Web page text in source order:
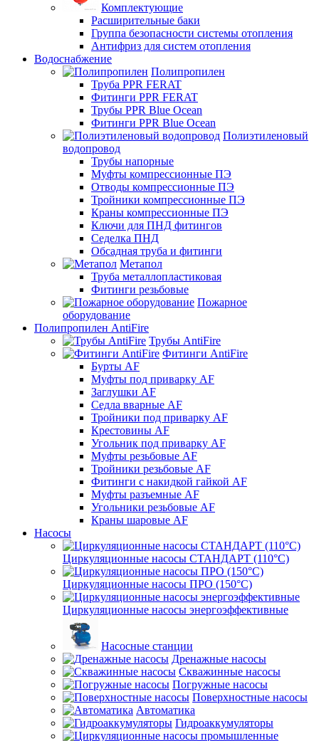
Комплектующие
Расширительные баки
Группа безопасности системы отопления
Антифриз для систем отопления
Водоснабжение
Полипропилен
Труба PPR FERAT
Фитинги PPR FERAT
Трубы PPR Blue Ocean
Фитинги PPR Blue Ocean
Полиэтиленовый
водопровод
Трубы напорные
Муфты компрессионные ПЭ
Отводы компрессионные ПЭ
Тройники компрессионные ПЭ
Краны компрессионные ПЭ
Ключи для ПНД фитингов
Седелка ПНД
Обсадная труба и фитинги
Метапол
Труба металлопластиковая
Фитинги резьбовые
Пожарное
оборудование
Полипропилен AntiFire
Трубы AntiFire
Фитинги AntiFire
Бурты AF
Муфты под приварку AF
Заглушки AF
Седла вварные AF
Тройники под приварку AF
Крестовины AF
Угольник под приварку AF
Муфты резьбовые AF
Тройники резьбовые AF
Фитинги с накидкой гайкой AF
Муфты разъемные AF
Угольники резьбовые AF
Краны шаровые AF
Насосы
Циркуляционные насосы СТАНДАРТ (110°C)
Циркуляционные насосы ПРО (150°C)
Циркуляционные насосы энергоэффективные
Насосные станции
Дренажные насосы
Скважинные насосы
Погружные насосы
Поверхностные насосы
Автоматика
Гидроаккумуляторы